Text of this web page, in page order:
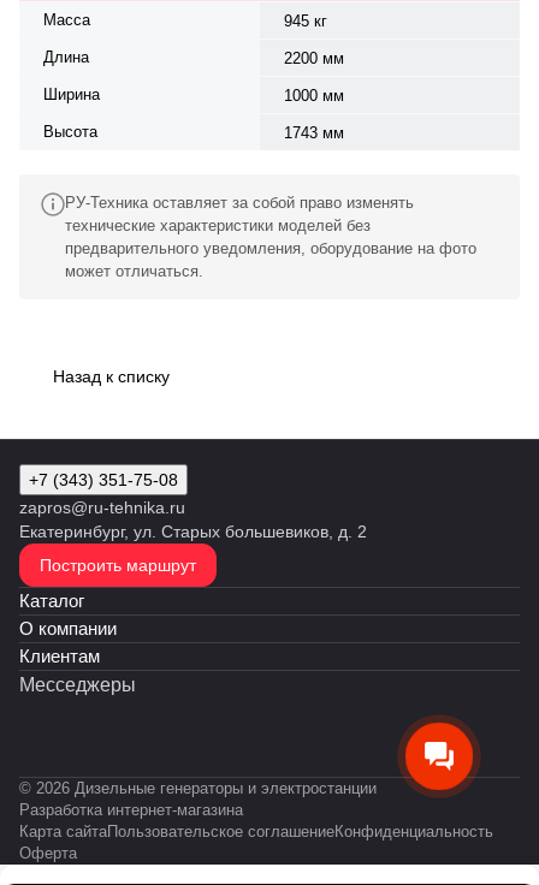
Масса
945 кг
Длина
2200 мм
Ширина
1000 мм
Высота
1743 мм
РУ-Техника оставляет за собой право изменять
технические характеристики моделей без
предварительного уведомления, оборудование на фото
может отличаться.
Назад к списку
+7 (343) 351-75-08
zapros@ru-tehnika.ru
Екатеринбург, ул. Старых большевиков, д. 2
Построить маршрут
Каталог
О компании
Клиентам
Месседжеры
© 2026 Дизельные генераторы и электростанции
Разработка интернет-магазина
Карта сайтаПользовательское соглашениеКонфиденциальность
Оферта